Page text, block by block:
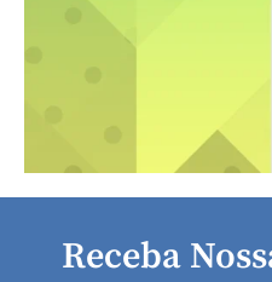
Receba